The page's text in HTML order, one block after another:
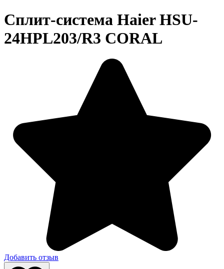
Сплит-система Haier HSU-
24HPL203/R3 CORAL
Добавить отзыв